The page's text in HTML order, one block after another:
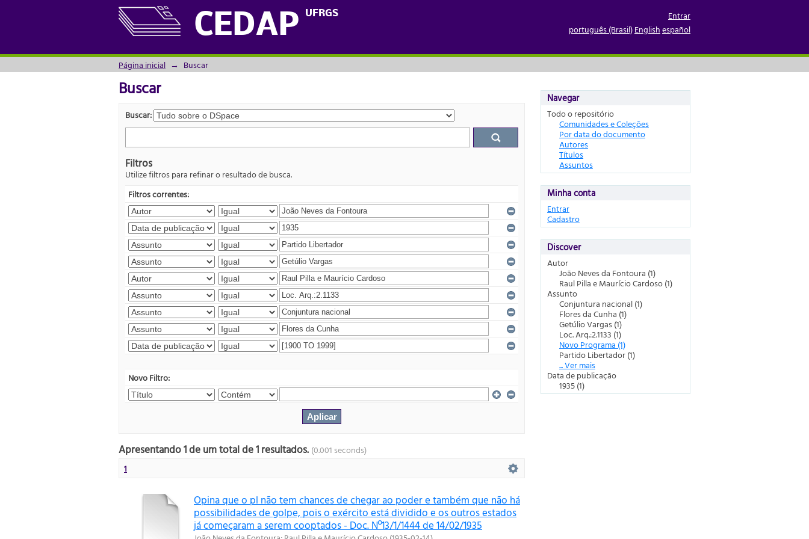
CEDAP UFRGS
Buscar
Entrar
português (Brasil)Englishespañol
Página inicial → Buscar
Buscar
Buscar:
Filtros
Utilize filtros para refinar o resultado de busca.
Filtros correntes:
Novo Filtro:
Apresentando 1 de um total de 1 resultados. (0.001 seconds)
1
Opina que o pl não tem chances de chegar ao poder e também que não há
possibilidades de golpe, pois o exército está dividido e os outros estados
já começaram a serem cooptados - Doc. Nº13/1/1444 de 14/02/1935
Navegar
Todo o repositório
Comunidades e Coleções
Por data do documento
Autores
Títulos
Assuntos
Minha conta
Entrar
Cadastro
Discover
Autor
João Neves da Fontoura (1)
Raul Pilla e Maurício Cardoso (1)
Assunto
Conjuntura nacional (1)
Flores da Cunha (1)
Getúlio Vargas (1)
Loc. Arq.:2.1133 (1)
Novo Programa (1)
Partido Libertador (1)
... Ver mais
Data de publicação
1935 (1)